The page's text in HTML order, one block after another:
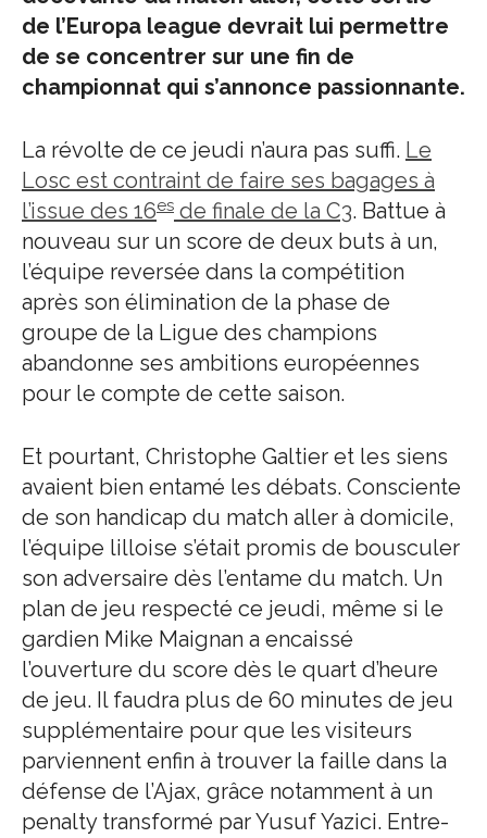
de l’Europa league devrait lui permettre
de se concentrer sur une fin de
championnat qui s’annonce passionnante.
La révolte de ce jeudi n’aura pas suffi. Le
Losc est contraint de faire ses bagages à
l’issue des 16es de finale de la C3. Battue à
nouveau sur un score de deux buts à un,
l’équipe reversée dans la compétition
après son élimination de la phase de
groupe de la Ligue des champions
abandonne ses ambitions européennes
pour le compte de cette saison.
Et pourtant, Christophe Galtier et les siens
avaient bien entamé les débats. Consciente
de son handicap du match aller à domicile,
l’équipe lilloise s’était promis de bousculer
son adversaire dès l’entame du match. Un
plan de jeu respecté ce jeudi, même si le
gardien Mike Maignan a encaissé
l’ouverture du score dès le quart d’heure
de jeu. Il faudra plus de 60 minutes de jeu
supplémentaire pour que les visiteurs
parviennent enfin à trouver la faille dans la
défense de l’Ajax, grâce notamment à un
penalty transformé par Yusuf Yazici. Entre-